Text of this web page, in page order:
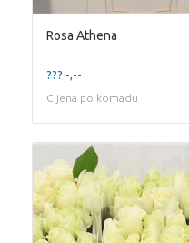
Rosa Athena
??? -,--
Cijena po komadu